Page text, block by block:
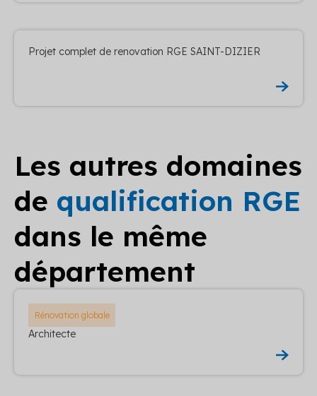
Projet complet de renovation RGE SAINT-DIZIER
Les autres domaines
de qualification RGE
dans le même
département
Rénovation globale
Architecte